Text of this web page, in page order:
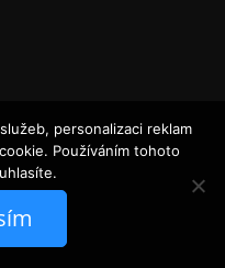
personalizaci reklam
Používáním tohoto